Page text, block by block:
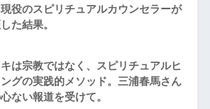
現役のスピリチュアルカウンセラーが
た結果。
キは宗教ではなく、スピリチュアルヒ
グの実践的メソッド。三浦春馬さん
ない報道を受けて。